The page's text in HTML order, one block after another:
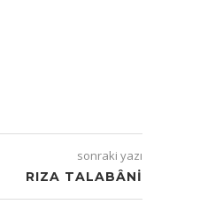
sonraki yazı
RIZA TALABÂNI